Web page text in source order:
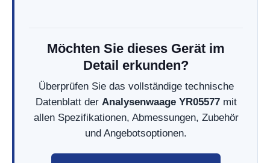
Möchten Sie dieses Gerät im
Detail erkunden?
Überprüfen Sie das vollständige technische
Datenblatt der Analysenwaage YR05577mit
allen Spezifikationen, Abmessungen, Zubehör
und Angebotsoptionen.